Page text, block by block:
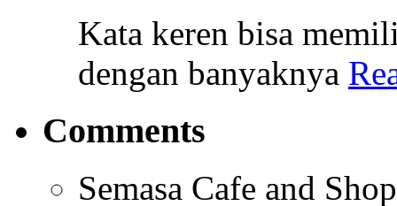
Kata keren bisa
dengan banyaknya
Comments
Semasa Cafe and